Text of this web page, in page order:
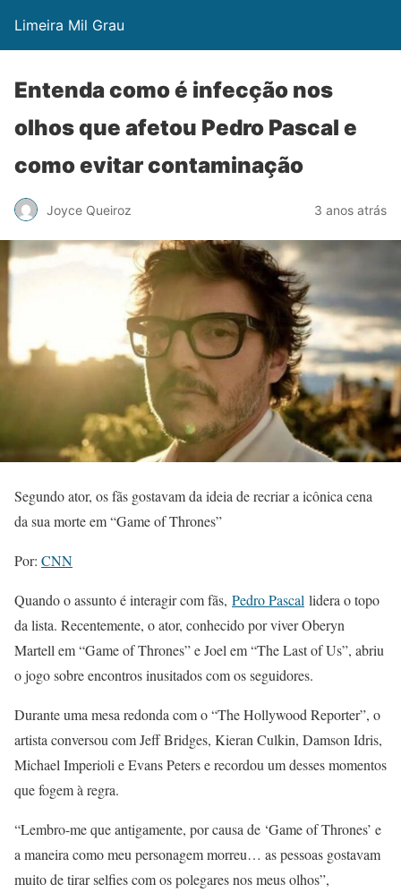
Limeira Mil Grau
Entenda como é infecção nos
olhos que afetou Pedro Pascal e
como evitar contaminação
Joyce Queiroz 3 anos atrás
Segundo ator, os fãs gostavam da ideia de recriar a icônica cena
da sua morte em “Game of Thrones”
Por: CNN
Quando o assunto é interagir com fãs, Pedro Pascal lidera o topo
da lista. Recentemente, o ator, conhecido por viver Oberyn
Martell em “Game of Thrones” e Joel em “The Last of Us”, abriu
o jogo sobre encontros inusitados com os seguidores.
Durante uma mesa redonda com o “The Hollywood Reporter”, o
artista conversou com Jeff Bridges, Kieran Culkin, Damson Idris,
Michael Imperioli e Evans Peters e recordou um desses momentos
que fogem à regra.
“Lembro-me que antigamente, por causa de ‘Game of Thrones’ e
a maneira como meu personagem morreu… as pessoas gostavam
muito de tirar selfies com os polegares nos meus olhos”,